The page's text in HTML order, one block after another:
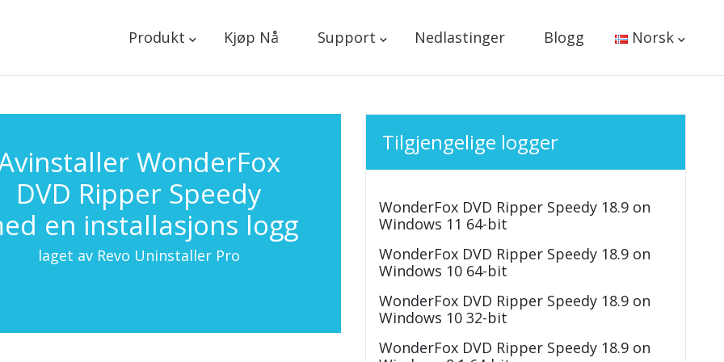
Produkt Kjøp Nå Support Nedlastinger Blogg Norsk
WonderFox
DVD Ripper Speedy
en installasjons logg
laget av Revo Uninstaller Pro
Tilgjengelige logger
WonderFox DVD Ripper Speedy 18.9 on
Windows 11 64-bit
WonderFox DVD Ripper Speedy 18.9 on
Windows 10 64-bit
WonderFox DVD Ripper Speedy 18.9 on
Windows 10 32-bit
WonderFox DVD Ripper Speedy 18.9 on